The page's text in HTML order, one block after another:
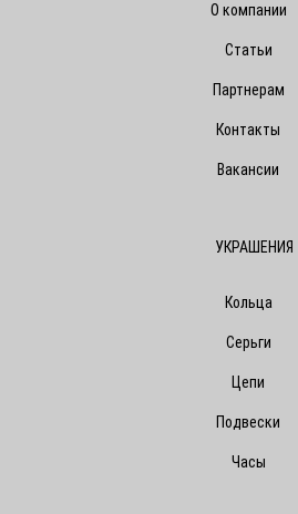
О компании
Статьи
Партнерам
Контакты
Вакансии
УКРАШЕНИЯ
Кольца
Серьги
Цепи
Подвески
Часы